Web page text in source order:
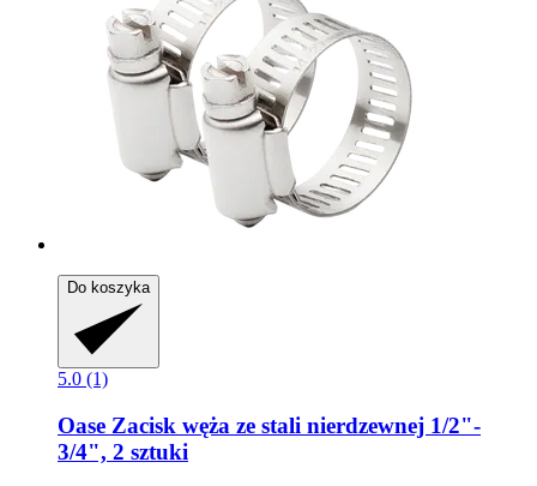
Do koszyka
5.0 (1)
Oase Zacisk węża ze stali nierdzewnej 1/2"-​
3/4", 2 sztuki